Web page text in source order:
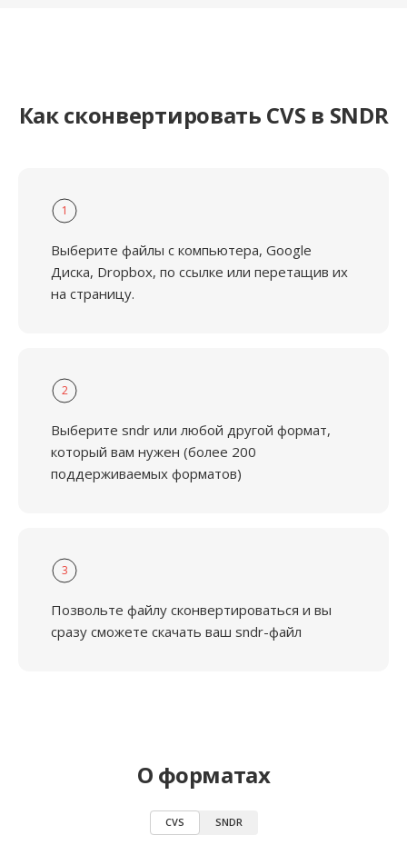
Как сконвертировать CVS в SNDR
1
Выберите файлы с компьютера, Google
Диска, Dropbox, по ссылке или перетащив их
на страницу.
2
Выберите sndr или любой другой формат,
который вам нужен (более 200
поддерживаемых форматов)
3
Позвольте файлу сконвертироваться и вы
сразу сможете скачать ваш sndr-файл
О форматах
CVS SNDR